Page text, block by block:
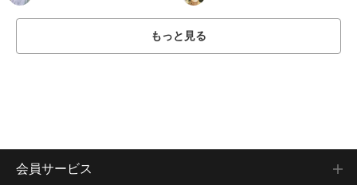
もっと見る
会員サービス